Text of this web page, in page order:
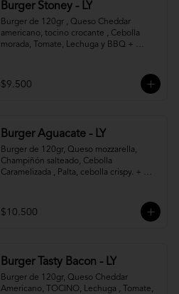
Burger Stoney - LY
Burger de 120gr , Queso Cheddar
americano, tocino crocante , Cebolla
morada, Tomate, Lechuga y BBQ +
$9.500
Burger Aguacate - LY
Burger de 120gr, Queso mozzarella,
Champiñón salteado, Cebolla
Caramelizada , Palta, cebolla crispy. +
$10.500
Burger Tasty Bacon - LY
Burger de 120gr, Queso Cheddar
Americano, TOCINO, Lechuga , Tomate,